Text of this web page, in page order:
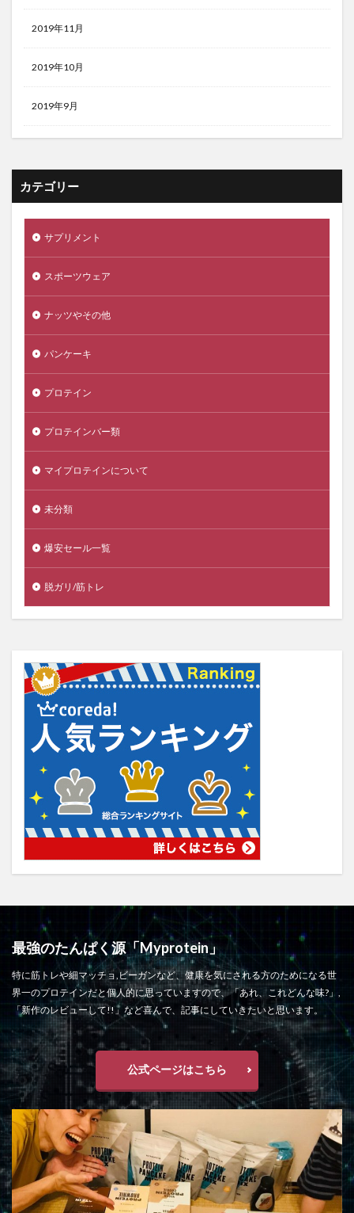
2019年11月
2019年10月
2019年9月
カテゴリー
サプリメント
スポーツウェア
ナッツやその他
パンケーキ
プロテイン
プロテインバー類
マイプロテインについて
未分類
爆安セール一覧
脱ガリ/筋トレ
最強のたんぱく源「Myprotein」
特に筋トレや細マッチョ,ビーガンなど、健康を気にされる方のためになる世
界一のプロテインだと個人的に思っていますので、「あれ、これどんな味?」,
「新作のレビューして!!」など喜んで、記事にしていきたいと思います。
公式ページはこちら